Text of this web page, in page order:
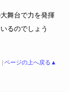
舞台で力を発揮
るのでしょう
| ページの上へ戻る▲